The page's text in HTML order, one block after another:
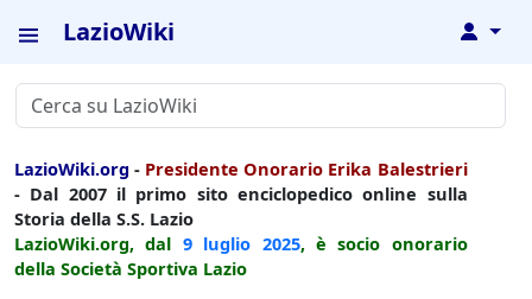
LazioWiki ↓
LazioWiki.org - Presidente Onorario Erika Balestrieri
- Dal 2007 il primo sito enciclopedico online sulla
Storia della S.S. Lazio
LazioWiki.org, dal 9 luglio 2025, è socio onorario
della Società Sportiva Lazio